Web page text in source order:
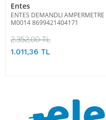
Entes
ENTES DEMANDLI AMPERMETRE
M0014 8699421404171
2.352,00 TL
1.011,36 TL